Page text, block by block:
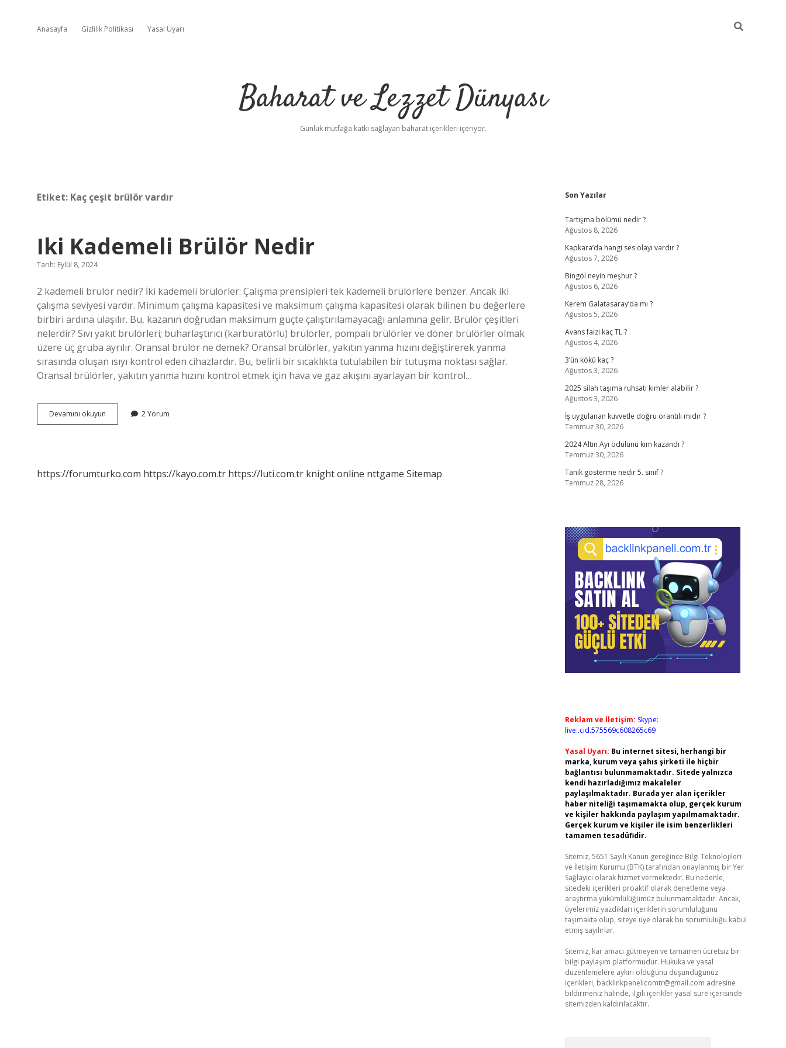
Anasayfa Gizlilik Politikası Yasal Uyarı
Baharat ve Lezzet Dünyası
Günlük mutfağa katkı sağlayan baharat içerikleri içeriyor.
Etiket: Kaç çeşit brülör vardır
Iki Kademeli Brülör Nedir
Tarih: Eylül 8, 2024
2 kademeli brülör nedir? İki kademeli brülörler: Çalışma prensipleri tek kademeli brülörlere benzer. Ancak iki
çalışma seviyesi vardır. Minimum çalışma kapasitesi ve maksimum çalışma kapasitesi olarak bilinen bu değerlere
birbiri ardına ulaşılır. Bu, kazanın doğrudan maksimum güçte çalıştırılamayacağı anlamına gelir. Brülör çeşitleri
nelerdir? Sıvı yakıt brülörleri; buharlaştırıcı (karbüratörlü) brülörler, pompalı brülörler ve döner brülörler olmak
üzere üç gruba ayrılır. Oransal brülör ne demek? Oransal brülörler, yakıtın yanma hızını değiştirerek yanma
sırasında oluşan ısıyı kontrol eden cihazlardır. Bu, belirli bir sıcaklıkta tutulabilen bir tutuşma noktası sağlar.
Oransal brülörler, yakıtın yanma hızını kontrol etmek için hava ve gaz akışını ayarlayan bir kontrol…
Devamını okuyun
Kademeli
2 Yorum
https://forumturko.com https://kayo.com.tr https://luti.com.tr knight online nttgame Sitemap
Sidebar
Son Yazılar
Tartışma bölümü nedir ?
Ağustos 8, 2026
Kapkara’da hangi ses olayı vardır ?
Ağustos 7, 2026
Bingöl neyin meşhur ?
Ağustos 6, 2026
Kerem Galatasaray’da mı ?
Ağustos 5, 2026
Avans faizi kaç TL ?
Ağustos 4, 2026
3’ün kökü kaç ?
Ağustos 3, 2026
2025 silah taşıma ruhsatı kimler alabilir ?
Ağustos 3, 2026
İş uygulanan kuvvetle doğru orantılı mıdır ?
Temmuz 30, 2026
2024 Altın Ayı ödülünü kim kazandı ?
Temmuz 30, 2026
Tanık gösterme nedir 5. sınıf ?
Temmuz 28, 2026
Reklam ve İletişim: Skype:
live:.cid.575569c608265c69
Yasal Uyarı: Bu internet sitesi, herhangi bir
marka, kurum veya şahıs şirketi ile hiçbir
bağlantısı bulunmamaktadır. Sitede yalnızca
kendi hazırladığımız makaleler
paylaşılmaktadır. Burada yer alan içerikler
haber niteliği taşımamakta olup, gerçek kurum
ve kişiler hakkında paylaşım yapılmamaktadır.
Gerçek kurum ve kişiler ile isim benzerlikleri
tamamen tesadüfidir.
Sitemiz, 5651 Sayılı Kanun gereğince Bilgi Teknolojileri
ve İletişim Kurumu (BTK) tarafından onaylanmış bir Yer
Sağlayıcı olarak hizmet vermektedir. Bu nedenle,
sitedeki içerikleri proaktif olarak denetleme veya
araştırma yükümlülüğümüz bulunmamaktadır. Ancak,
üyelerimiz yazdıkları içeriklerin sorumluluğunu
taşımakta olup, siteye üye olarak bu sorumluluğu kabul
etmiş sayılırlar.
Sitemiz, kar amacı gütmeyen ve tamamen ücretsiz bir
bilgi paylaşım platformudur. Hukuka ve yasal
düzenlemelere aykırı olduğunu düşündüğünüz
içerikleri, backlinkpanelicomtr@gmail.com adresine
bildirmeniz halinde, ilgili içerikler yasal süre içerisinde
sitemizden kaldırılacaktır.